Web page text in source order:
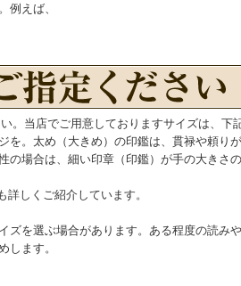
例えば、
当店でご用意しておりますサイズは、下
。太め（大きめ）の印鑑は、貫禄や頼り
の場合は、細い印章（印鑑）が手の大きさ
詳しくご紹介しています。
ズを選ぶ場合があります。ある程度の読み
します。